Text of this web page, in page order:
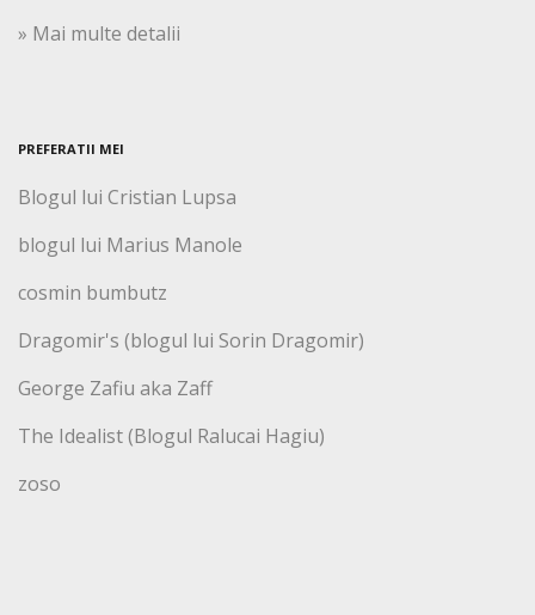
» Mai multe detalii
PREFERATII MEI
Blogul lui Cristian Lupsa
blogul lui Marius Manole
cosmin bumbutz
Dragomir's (blogul lui Sorin Dragomir)
George Zafiu aka Zaff
The Idealist (Blogul Ralucai Hagiu)
zoso